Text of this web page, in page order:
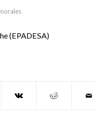
(EPADESA)